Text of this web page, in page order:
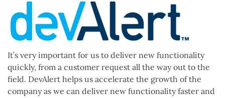
It’s very important for us to deliver new functionality
quickly, from a customer request all the way out to the
field. DevAlert helps us accelerate the growth of the
company as we can deliver new functionality faster and